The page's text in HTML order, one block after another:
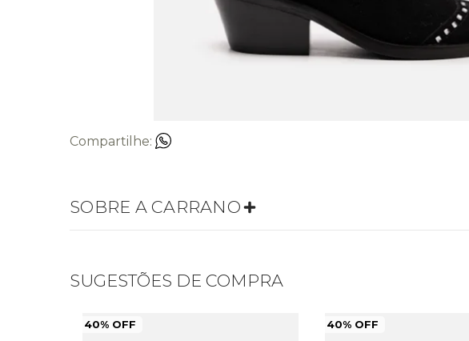
Compartilhe:
SOBRE A CARRANO
SUGESTÕES DE COMPRA
40% OFF 40% OFF